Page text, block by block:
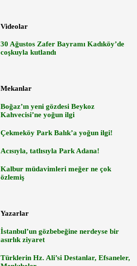
Videolar
30 Ağustos Zafer Bayramı Kadıköy’de
coşkuyla kutlandı
Mekanlar
Boğaz’ın yeni gözdesi Beykoz
Kahvecisi’ne yoğun ilgi
Çekmeköy Park Balık’a yoğun ilgi!
Acısıyla, tatlısıyla Park Adana!
Kalbur müdavimleri meğer ne çok
özlemiş
Yazarlar
İstanbul’un gözbebeğine nerdeyse bir
asırlık ziyaret
Türklerin Hz. Ali’si Destanlar, Efsaneler,